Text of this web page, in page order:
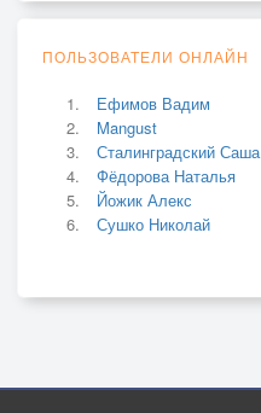
ПОЛЬЗОВАТЕЛИ ОНЛАЙН
Ефимов Вадим
Mangust
Сталинградский Саша
Фёдорова Наталья
Йожик Алекс
Сушко Николай